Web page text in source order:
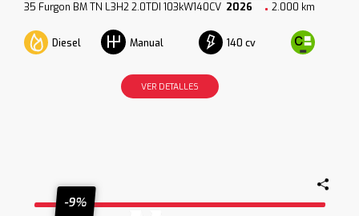
35 Furgon BM TN L3H2 2.0TDI 103kW140CV 2026 2.000 km
Diesel Manual 140 cv
VER DETALLES
-9%